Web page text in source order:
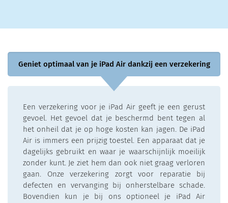
Geniet optimaal van je iPad Air dankzij een verzekering
Een verzekering voor je iPad Air geeft je een gerust
gevoel. Het gevoel dat je beschermd bent tegen al
het onheil dat je op hoge kosten kan jagen. De iPad
Air is immers een prijzig toestel. Een apparaat dat je
dagelijks gebruikt en waar je waarschijnlijk moeilijk
zonder kunt. Je ziet hem dan ook niet graag verloren
gaan. Onze verzekering zorgt voor reparatie bij
defecten en vervanging bij onherstelbare schade.
Bovendien kun je bij ons optioneel je iPad Air